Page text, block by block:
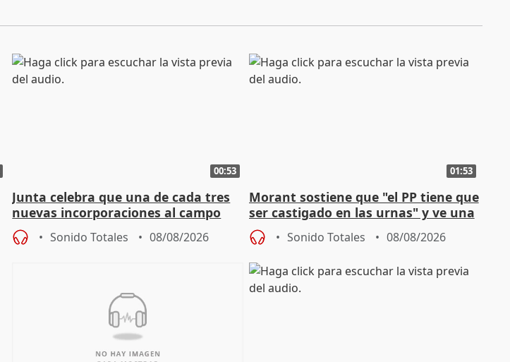
00:53
Junta celebra que una de cada tres
nuevas incorporaciones al campo
andaluz son mujeres jóvenes
Sonido Totales 08/08/2026
01:53
Morant sostiene que "el PP tiene que
ser castigado en las urnas" y ve una
"pulsión de cambio"
Sonido Totales 08/08/2026